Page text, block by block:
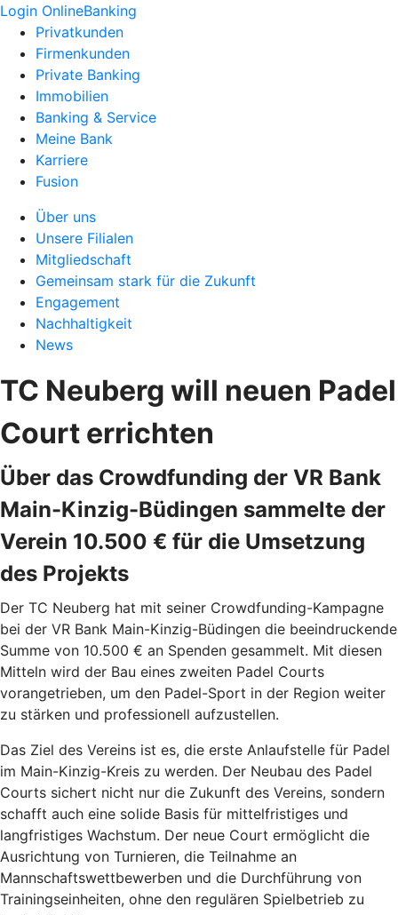
Login OnlineBanking
Privatkunden
Firmenkunden
Private Banking
Immobilien
Banking & Service
Meine Bank
Karriere
Fusion
Über uns
Unsere Filialen
Mitgliedschaft
Gemeinsam stark für die Zukunft
Engagement
Nachhaltigkeit
News
TC Neuberg will neuen Padel
Court errichten
Über das Crowdfunding der VR Bank
Main-Kinzig-Büdingen sammelte der
Verein 10.500 € für die Umsetzung
des Projekts
Der TC Neuberg hat mit seiner Crowdfunding-Kampagne
bei der VR Bank Main-Kinzig-Büdingen die beeindruckende
Summe von 10.500 € an Spenden gesammelt. Mit diesen
Mitteln wird der Bau eines zweiten Padel Courts
vorangetrieben, um den Padel-Sport in der Region weiter
zu stärken und professionell aufzustellen.
Das Ziel des Vereins ist es, die erste Anlaufstelle für Padel
im Main-Kinzig-Kreis zu werden. Der Neubau des Padel
Courts sichert nicht nur die Zukunft des Vereins, sondern
schafft auch eine solide Basis für mittelfristiges und
langfristiges Wachstum. Der neue Court ermöglicht die
Ausrichtung von Turnieren, die Teilnahme an
Mannschaftswettbewerben und die Durchführung von
Trainingseinheiten, ohne den regulären Spielbetrieb zu